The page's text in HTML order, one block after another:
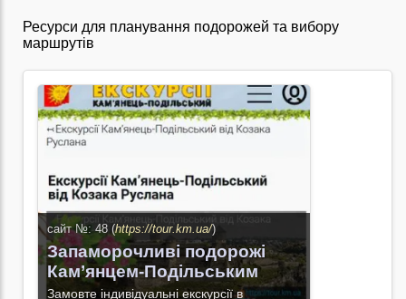
Ресурси для планування подорожей та вибору
маршрутів
сайт №: 48 (https://tour.km.ua/)
Запаморочливі подорожі
Кам’янцем-Подільським
Замовте індивідуальні екскурсії в